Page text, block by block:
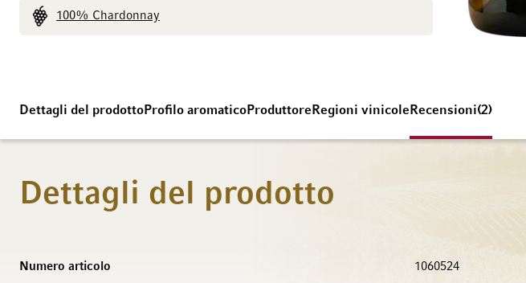
100% Chardonnay
Dettagli del prodottoProfilo aromaticoProduttore Regioni vinicole Recensioni 2
Dettagli del prodotto
Numero articolo 1060524